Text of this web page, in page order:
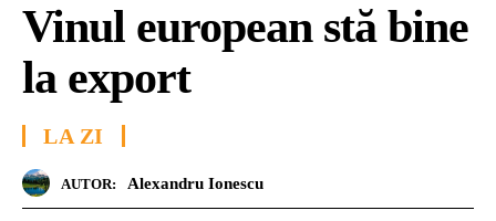
Vinul european stă bine
la export
LA ZI
AUTOR: Alexandru Ionescu